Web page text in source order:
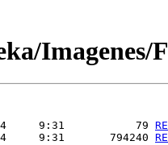
9:31           79
9:31       794240